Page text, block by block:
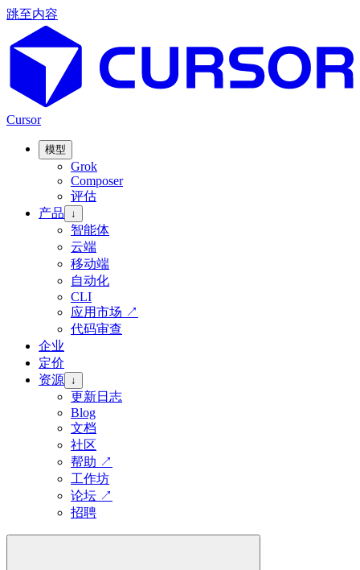
跳至内容
Cursor
模型
Grok
Composer
评估
产品
↓
智能体
云端
移动端
自动化
CLI
应用市场 ↗
代码审查
企业
定价
资源 ↓
更新日志
Blog
文档
社区
帮助 ↗
工作坊
论坛 ↗
招聘